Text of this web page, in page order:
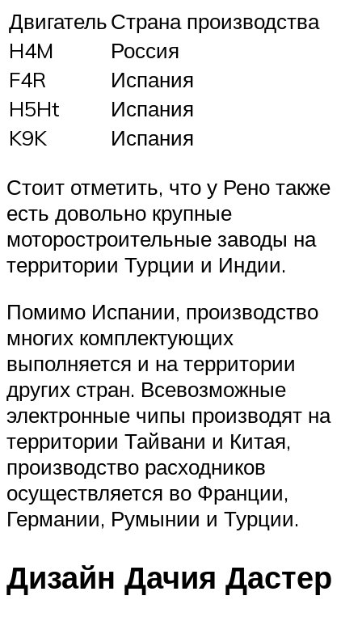
ДвигательСтрана производства
H4M
Россия
F4R
Испания
H5Ht
Испания
K9K
Испания
Стоит отметить, что у Рено также
есть довольно крупные
моторостроительные заводы на
территории Турции и Индии.
Помимо Испании, производство
многих комплектующих
выполняется и на территории
других стран. Всевозможные
электронные чипы производят на
территории Тайвани и Китая,
производство расходников
осуществляется во Франции,
Германии, Румынии и Турции.
Дизайн Дачия Дастер